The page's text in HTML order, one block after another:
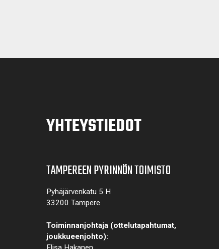
YHTEYSTIEDOT
TAMPEREEN PYRINNÖN TOIMISTO
Pyhäjärvenkatu 5 H
33200 Tampere
Toiminnanjohtaja (ottelutapahtumat,
joukkueenjohto):